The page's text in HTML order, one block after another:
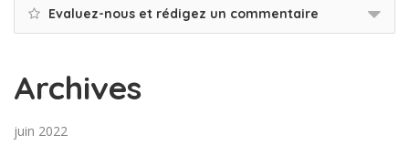
Evaluez-nous et rédigez un commentaire
Archives
juin 2022